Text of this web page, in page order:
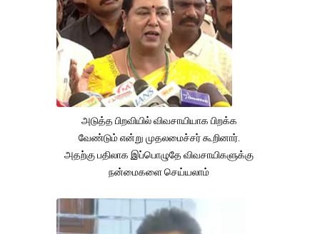
அடுத்த பிறவியில் விவசாயியாக பிறக்க
வேண்டும் என்று முதலமைச்சர் கூறினார்.
அதற்கு பதிலாக இப்பொழுதே விவசாயிகளுக்கு
நன்மைகளை செய்யலாம்